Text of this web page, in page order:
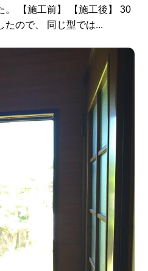
。 【施工前】 【施工後】 30
たので、 同じ型では...